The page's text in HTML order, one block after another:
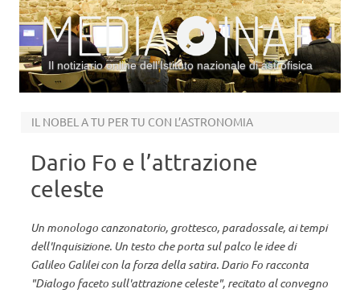
Il notiziario online dell’Istituto nazionale di astrofisica
IL NOBEL A TU PER TU CON L’ASTRONOMIA
Dario Fo e l’attrazione
celeste
Un monologo canzonatorio, grottesco, paradossale, ai tempi
dell'Inquisizione. Un testo che porta sul palco le idee di
Galileo Galilei con la forza della satira. Dario Fo racconta
"Dialogo faceto sull'attrazione celeste", recitato al convegno